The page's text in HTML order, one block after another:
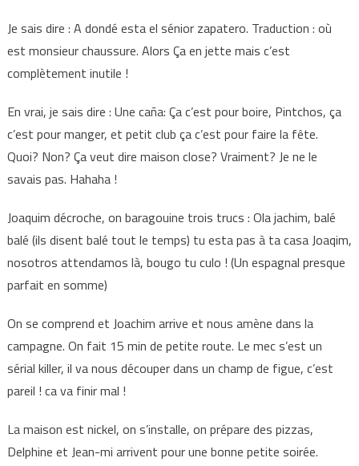
Je sais dire : A dondé esta el sénior zapatero. Traduction : où
est monsieur chaussure. Alors Ça en jette mais c’est
complètement inutile !
En vrai, je sais dire : Une caña: Ça c’est pour boire, Pintchos, ça
c’est pour manger, et petit club ça c’est pour faire la fête.
Quoi? Non? Ça veut dire maison close? Vraiment? Je ne le
savais pas. Hahaha !
Joaquim décroche, on baragouine trois trucs : Ola jachim, balé
balé (ils disent balé tout le temps) tu esta pas à ta casa Joaqim,
nosotros attendamos là, bougo tu culo ! (Un espagnal presque
parfait en somme)
On se comprend et Joachim arrive et nous amène dans la
campagne. On fait 15 min de petite route. Le mec s’est un
sérial killer, il va nous découper dans un champ de figue, c’est
pareil ! ca va finir mal !
La maison est nickel, on s’installe, on prépare des pizzas,
Delphine et Jean-mi arrivent pour une bonne petite soirée.